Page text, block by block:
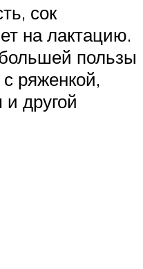
сок
на лактацию.
пользы
ряженкой,
другой